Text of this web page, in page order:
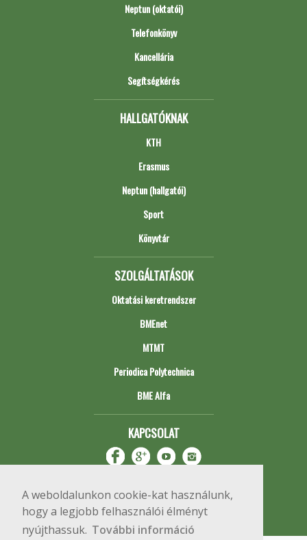
A weboldalunkon cookie-kat használunk,
hogy a legjobb felhasználói élményt
nyújthassuk. További információ
Neptun (oktatói)
Telefonkönyv
Kancellária
Segítségkérés
HALLGATÓKNAK
KTH
Erasmus
Neptun (hallgatói)
Sport
Könyvtár
SZOLGÁLTATÁSOK
Oktatási keretrendszer
BMEnet
MTMT
Periodica Polytechnica
BME Alfa
KAPCSOLAT